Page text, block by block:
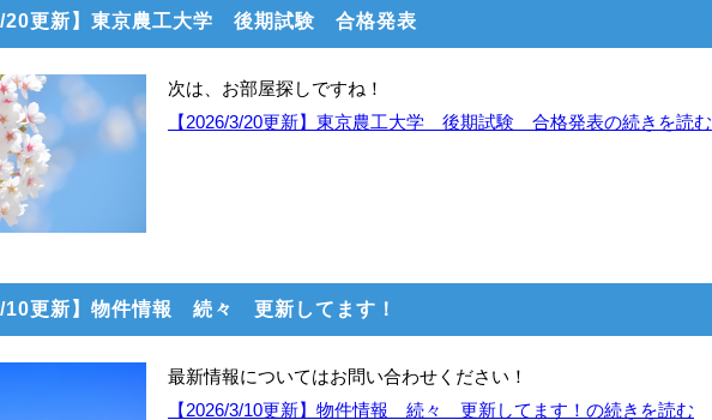
20更新】東京農工大学 後期試験 合格発表
次は、お部屋探しですね！
【2026/3/20更新】東京農工大学 後期試験 合格発表の続きを読む
10更新】物件情報 続々 更新してます！
最新情報についてはお問い合わせください！
【2026/3/10更新】物件情報 続々 更新してます！の続きを読む